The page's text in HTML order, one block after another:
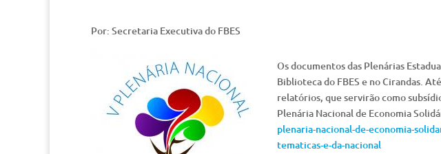
Por: Secretaria Executiva do FBES
Os documentos das Plenárias
Biblioteca do FBES e no Cirandas.
relatórios, que servirão como
Plenária Nacional de Economia
plenaria-nacional-de-economia-
tematicas-e-da-nacional